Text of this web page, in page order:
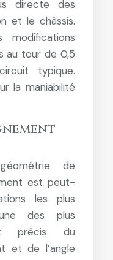
directe des
et le châssis.
au tour de 0,5
typique.
la maniabilité
de
est peut-
les plus
des plus
précis du
et de l’angle